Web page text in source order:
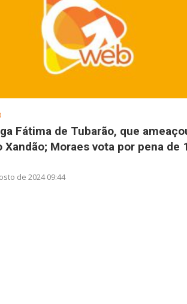
Fátima de Tubarão, que
Xandão; Moraes vota por pena de
de 2024 09:44